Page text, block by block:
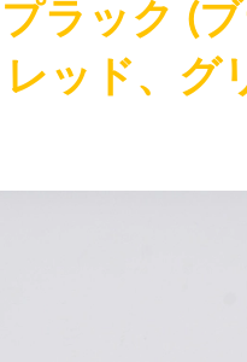
ラック (
レッド、グ